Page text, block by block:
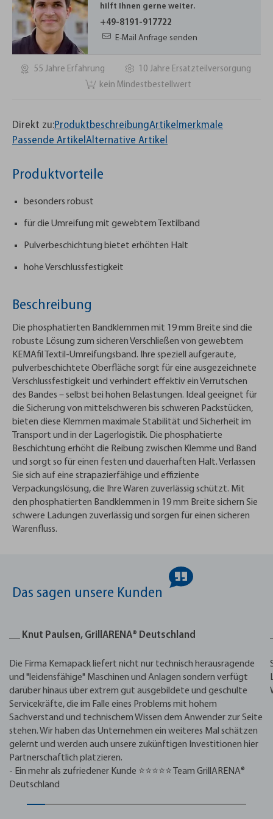
hilft Ihnen gerne weiter.
+49-8191-917722
E-Mail Anfrage senden
55 Jahre Erfahrung
10 Jahre Ersatzteilversorgung
kein Mindestbestellwert
Direkt zu:ProduktbeschreibungArtikelmerkmale
Passende ArtikelAlternative Artikel
Produktvorteile
besonders robust
für die Umreifung mit gewebtem Textilband
Pulverbeschichtung bietet erhöhten Halt
hohe Verschlussfestigkeit
Beschreibung
Die phosphatierten Bandklemmen mit 19 mm Breite sind die
robuste Lösung zum sicheren Verschließen von gewebtem
KEMAfil Textil-Umreifungsband. Ihre speziell aufgeraute,
pulverbeschichtete Oberfläche sorgt für eine ausgezeichnete
Verschlussfestigkeit und verhindert effektiv ein Verrutschen
des Bandes – selbst bei hohen Belastungen. Ideal geeignet für
die Sicherung von mittelschweren bis schweren Packstücken,
bieten diese Klemmen maximale Stabilität und Sicherheit im
Transport und in der Lagerlogistik. Die phosphatierte
Beschichtung erhöht die Reibung zwischen Klemme und Band
und sorgt so für einen festen und dauerhaften Halt. Verlassen
Sie sich auf eine strapazierfähige und effiziente
Verpackungslösung, die Ihre Waren zuverlässig schützt. Mit
den phosphatierten Bandklemmen in 19 mm Breite sichern Sie
schwere Ladungen zuverlässig und sorgen für einen sicheren
Warenfluss.
Das sagen unsere Kunden
__ Knut Paulsen, GrillARENA® Deutschland
Die Firma Kemapack liefert nicht nur technisch herausragende
und "leidensfähige" Maschinen und Anlagen sondern verfügt
darüber hinaus über extrem gut ausgebildete und geschulte
Servicekräfte, die im Falle eines Problems mit hohem
Sachverstand und technischem Wissen dem Anwender zur Seite
stehen. Wir haben das Unternehmen ein weiteres Mal schätzen
gelernt und werden auch unsere zukünftigen Investitionen hier
Partnerschaftlich platzieren.
- Ein mehr als zufriedener Kunde ⭐⭐⭐⭐⭐ Team GrillARENA®
Deutschland